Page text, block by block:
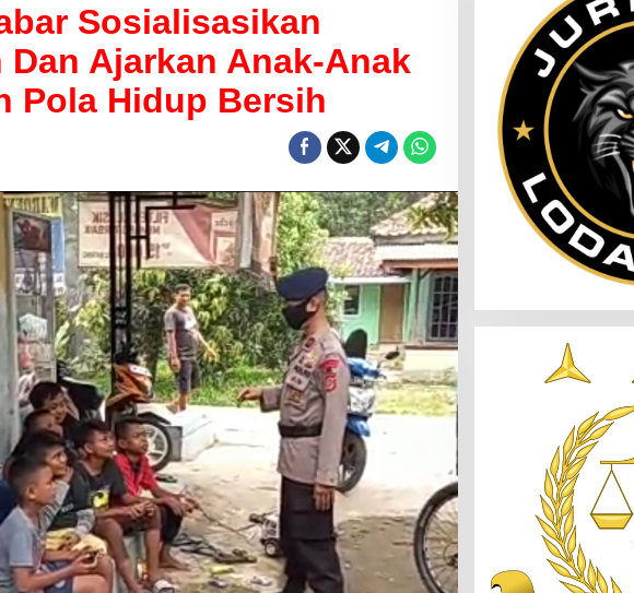
Sosialisasikan
Ajarkan Anak-Anak
Pola Hidup Bersih